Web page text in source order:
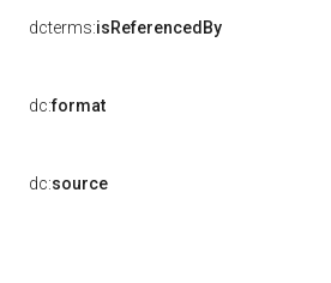
dcterms:isReferencedBy
dc:format
dc:source